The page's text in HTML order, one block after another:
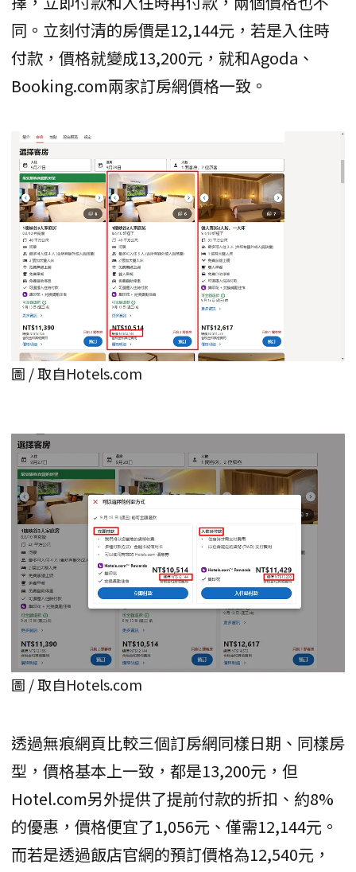
同。立刻付清的房價是12,144元，若是入住時
付款，價格就變成13,200元，就和Agoda、
Booking.com兩家訂房網價格一致。
圖 / 取自Hotels.com
圖 / 取自Hotels.com
透過無痕網頁比較三個訂房網同樣日期、同樣房
型，價格基本上一致，都是13,200元，但
Hotel.com另外提供了提前付款的折扣、約8%
的優惠，價格便宜了1,056元、僅需12,144元。
而若是透過飯店官網的預訂價格為12,540元，